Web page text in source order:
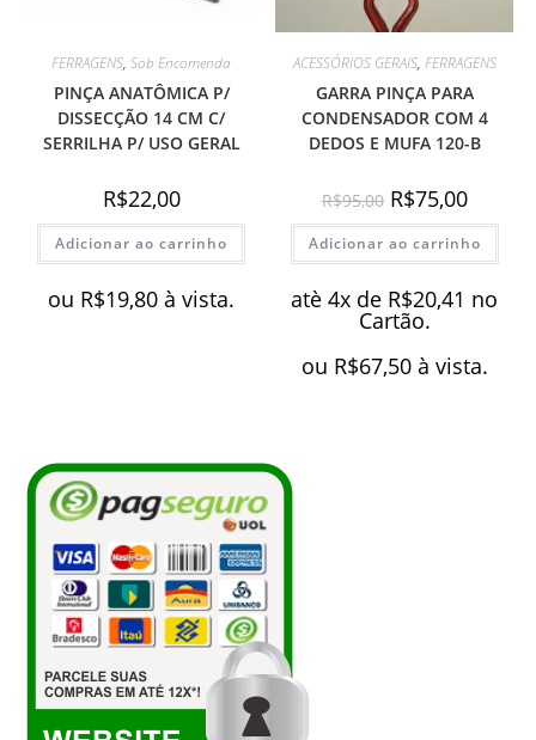
FERRAGENS,Sob Encomenda
PINÇA ANATÔMICA P/
DISSECÇÃO 14 CM C/
SERRILHA P/ USO GERAL
R$22,00
Adicionar ao carrinho
ou R$19,80 à vista.
ACESSÓRIOS GERAIS, FERRAGENS
GARRA PINÇA PARA
CONDENSADOR COM 4
DEDOS E MUFA 120-B
R$95,00 O
preço
original
era:
R$95,00.
R$75,00O
preço
atual
é:
R$75,00.
Adicionar ao carrinho
atè 4x de R$20,41 no
Cartão.
ou R$67,50 à vista.